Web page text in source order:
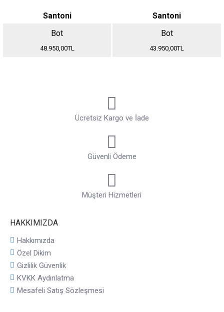
Santoni
Bot
48.950,00TL
Santoni
Bot
43.950,00TL
Ücretsiz Kargo ve İade
Güvenli Ödeme
Müşteri Hizmetleri
HAKKIMIZDA
Hakkımızda
Özel Dikim
Gizlilik Güvenlik
KVKK Aydınlatma
Mesafeli Satış Sözleşmesi